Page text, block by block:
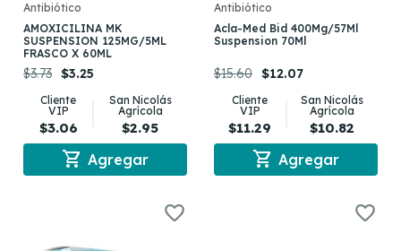
Antibiótico
AMOXICILINA MK
SUSPENSION 125MG/5ML
FRASCO X 60ML
$3.73 $3.25
Cliente
VIP
$3.06
San Nicolás
Agrícola
$2.95
shopping_cart Agregar
Antibiótico
Acla-Med Bid 400Mg/57Ml
Suspension 70Ml
$15.60 $12.07
Cliente
VIP
$11.29
San Nicolás
Agrícola
$10.82
shopping_cart Agregar